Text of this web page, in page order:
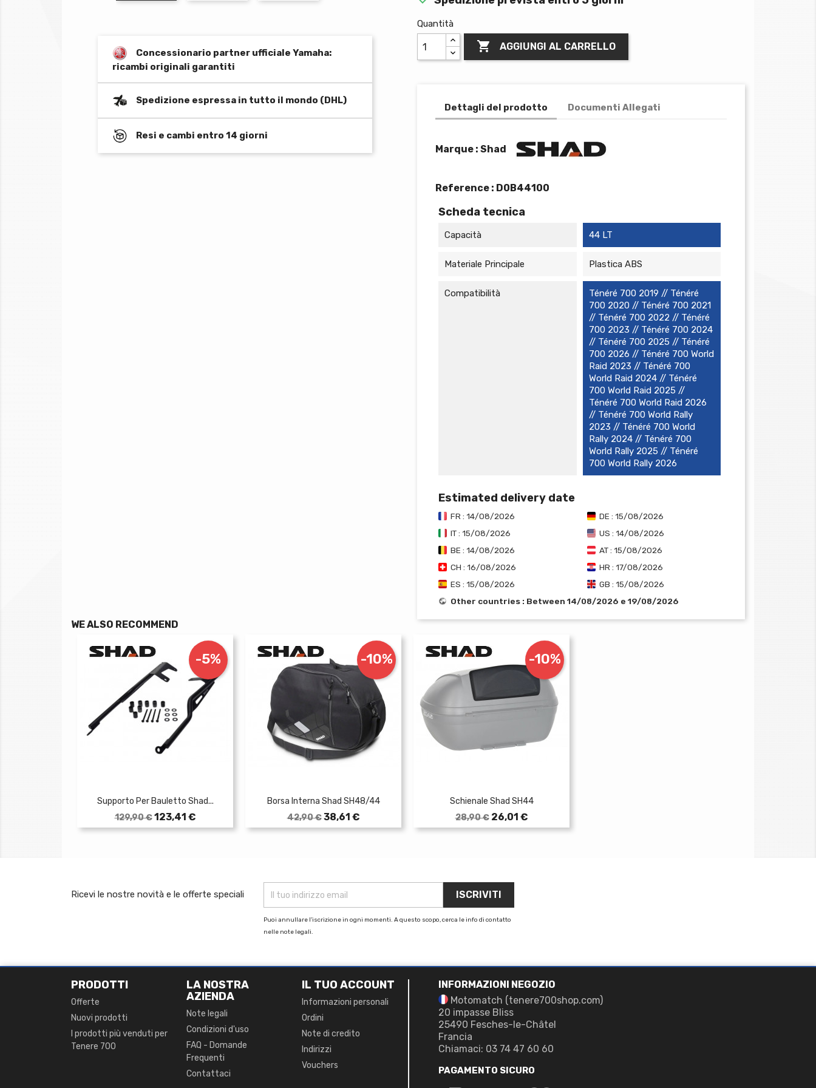
Concessionario partner ufficiale Yamaha:
ricambi originali garantiti
Spedizione espressa in tutto il mondo (DHL)
Resi e cambi entro 14 giorni
Quantità
 AGGIUNGI AL CARRELLO
Dettagli del prodotto Documenti Allegati
Marque : Shad
Reference : D0B44100
Scheda tecnica
Capacità 44 LT
Materiale Principale Plastica ABS
Compatibilità
Ténéré 700 2019 // Ténéré
700 2020 // Ténéré 700 2021
// Ténéré 700 2022 // Ténéré
700 2023 // Ténéré 700 2024
// Ténéré 700 2025 // Ténéré
700 2026 // Ténéré 700 World
Raid 2023 // Ténéré 700
World Raid 2024 // Ténéré
700 World Raid 2025 //
Ténéré 700 World Raid 2026
// Ténéré 700 World Rally
2023 // Ténéré 700 World
Rally 2024 // Ténéré 700
World Rally 2025 // Ténéré
700 World Rally 2026
Estimated delivery date
FR : 14/08/2026
DE : 15/08/2026
IT : 15/08/2026
US : 14/08/2026
BE : 14/08/2026
AT : 15/08/2026
CH : 16/08/2026
HR : 17/08/2026
ES : 15/08/2026
GB : 15/08/2026
Other countries : Between 14/08/2026 e 19/08/2026
WE ALSO RECOMMEND
Supporto Per Bauletto Shad...
Prezzo
base
129,90 €
-5%
Prezzo
123,41 €
Borsa Interna Shad SH48/44
Prezzo
base
42,90 €
-10%
Prezzo
38,61 €
Schienale Shad SH44
Prezzo
base
28,90 €
-10%
Prezzo
26,01 €
Ricevi le nostre novità e le offerte speciali
Puoi annullare l'iscrizione in ogni momenti. A questo scopo, cerca le info di contatto
nelle note legali.
PRODOTTI
Offerte
Nuovi prodotti
I prodotti più venduti per
Tenere 700
LA NOSTRA
AZIENDA
Note legali
Condizioni d'uso
FAQ - Domande
Frequenti
Contattaci
IL TUO ACCOUNT
Informazioni personali
Ordini
Note di credito
Indirizzi
Vouchers
INFORMAZIONI NEGOZIO
Motomatch (tenere700shop.com)
20 impasse Bliss
25490 Fesches-le-Châtel
Francia
Chiamaci: 03 74 47 60 60
PAGAMENTO SICURO